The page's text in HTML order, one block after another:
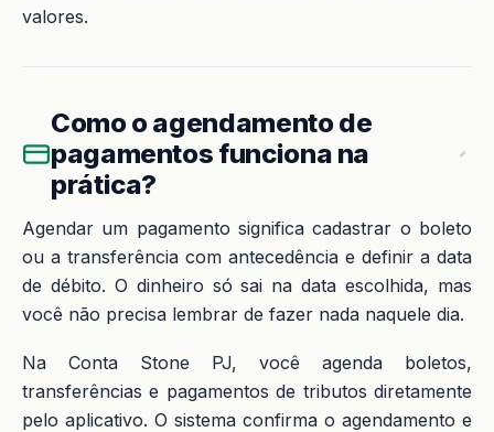
valores.
Como o agendamento de
pagamentos funciona na
prática?
Agendar um pagamento significa cadastrar o boleto
ou a transferência com antecedência e definir a data
de débito. O dinheiro só sai na data escolhida, mas
você não precisa lembrar de fazer nada naquele dia.
Na Conta Stone PJ, você agenda boletos,
transferências e pagamentos de tributos diretamente
pelo aplicativo. O sistema confirma o agendamento e